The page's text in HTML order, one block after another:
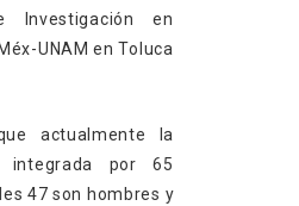
Investigación en
UNAM en Toluca
actualmente la
integrada por 65
47 son hombres y